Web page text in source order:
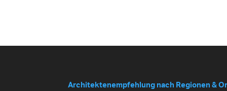
Architektenempfehlung nach Regionen &